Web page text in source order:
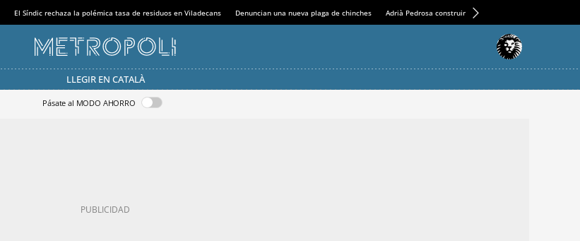
El Síndic rechaza la polémica tasa de residuos en Viladecans Denuncian una nueva plaga de chinches Adrià Pedrosa construirá la nueva residencia en el
LLEGIR EN CATALÀ
Pásate al MODO AHORRO